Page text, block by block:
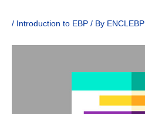
/ Introduction to EBP / By ENCLEBP